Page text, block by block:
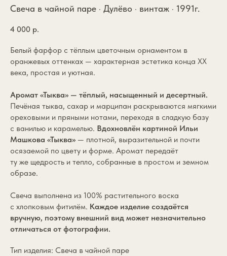
Свеча в чайной паре · Дулёво · винтаж · 1991г.
4 000 р.
Белый фарфор с тёплым цветочным орнаментом в
оранжевых оттенках — характерная эстетика конца XX
века, простая и уютная.
Аромат «Тыква» — тёплый, насыщенный и десертный.
Печёная тыква, сахар и марципан раскрываются мягкими
ореховыми и пряными нотами, переходя в сладкую базу
с ванилью и карамелью. Вдохновлён картиной Ильи
Машкова «Тыква» — плотной, выразительной и почти
осязаемой по цвету и форме. Аромат передаёт
ту же щедрость и тепло, собранные в простом и земном
образе.
Свеча выполнена из 100% растительного воска
с хлопковым фитилём. Каждое изделие создаётся
вручную, поэтому внешний вид может незначительно
отличаться от фотографии.
Тип изделия: Свеча в чайной паре